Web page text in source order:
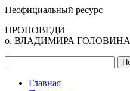
Неофициальный ресурс
ПРОПОВЕДИ
о. ВЛАДИМИРА ГОЛОВИНА
Главная